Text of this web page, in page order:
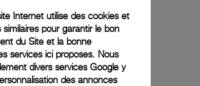
Internet utilise des cookies et
similaires pour garantir le bon
du Site et la bonne
services ici proposes. Nous
divers services Google y
des annonces